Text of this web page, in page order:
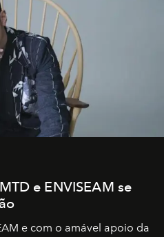
e ENVISEAM se
e com o amável apoio da